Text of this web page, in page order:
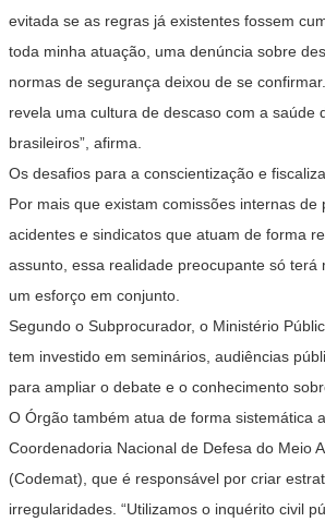
evitada se as regras já existentes fossem
toda minha atuação, uma denúncia sobre
normas de segurança deixou de se
revela uma cultura de descaso com a saúde
brasileiros”, afirma.
Os desafios para a conscientização e
Por mais que existam comissões internas de
acidentes e sindicatos que atuam de forma
assunto, essa realidade preocupante só terá
um esforço em conjunto.
Segundo o Subprocurador, o Ministério
tem investido em seminários, audiências
para ampliar o debate e o conhecimento
O Órgão também atua de forma sistemática
Coordenadoria Nacional de Defesa do Meio
(Codemat), que é responsável por criar
irregularidades. “Utilizamos o inquérito civil